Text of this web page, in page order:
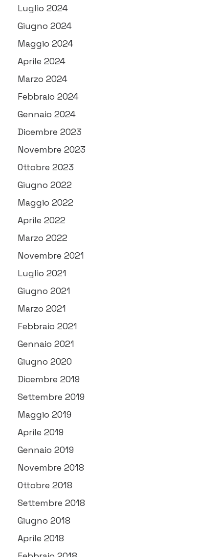
Luglio 2024
Giugno 2024
Maggio 2024
Aprile 2024
Marzo 2024
Febbraio 2024
Gennaio 2024
Dicembre 2023
Novembre 2023
Ottobre 2023
Giugno 2022
Maggio 2022
Aprile 2022
Marzo 2022
Novembre 2021
Luglio 2021
Giugno 2021
Marzo 2021
Febbraio 2021
Gennaio 2021
Giugno 2020
Dicembre 2019
Settembre 2019
Maggio 2019
Aprile 2019
Gennaio 2019
Novembre 2018
Ottobre 2018
Settembre 2018
Giugno 2018
Aprile 2018